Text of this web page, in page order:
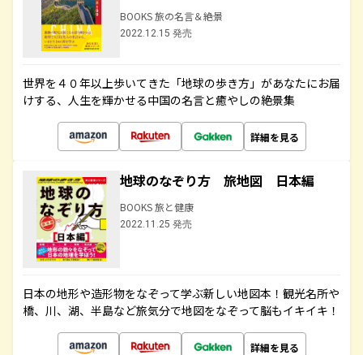
BOOKS 旅の名言＆絶景
2022.12.15 発売
世界を４０年以上歩いてきた「地球の歩き方」があなたにお届
けする、人生を輝かせる中国の名言と癒やしの絶景集
詳細を見る
地球のなぞり方 旅地図 日本編
BOOKS 旅と健康
2022.11.25 発売
日本の地形や造形物をなぞって学ぶ新しい地図本！観光名所や
橋、川、湖、半島など旅気分で地図をなぞって脳もイキイキ！
詳細を見る